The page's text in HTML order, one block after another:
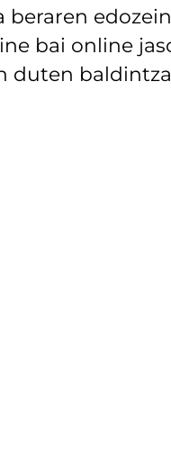
bai online
duten